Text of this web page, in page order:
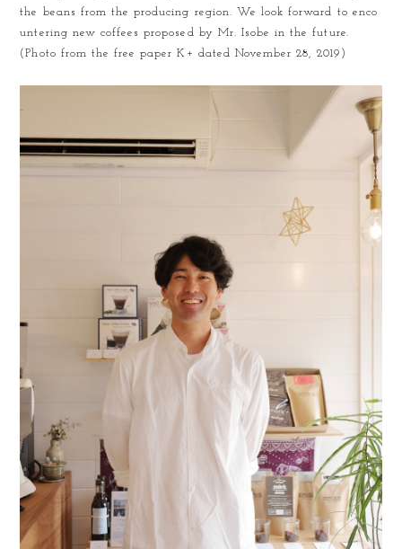
the beans from the producing region. We look forward to enco
untering new coffees proposed by Mr. Isobe in the future.
(Photo from the free paper K+ dated November 28, 2019)